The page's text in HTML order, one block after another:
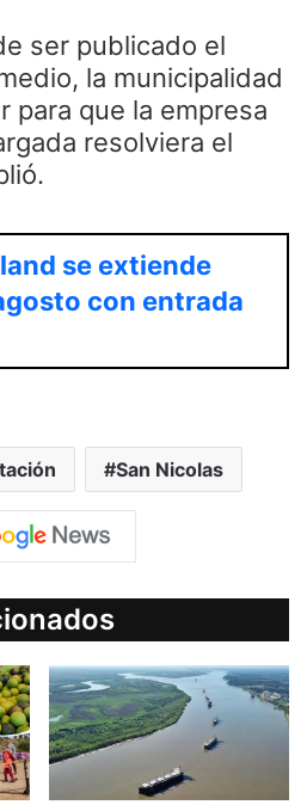
ser publicado el
la municipalidad
para que la empresa
resolviera el
se extiende
con entrada
San Nicolas